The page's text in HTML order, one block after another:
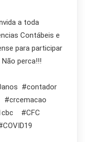
a toda
Contábeis e
para participar
perca!!!
#contador
#CFC